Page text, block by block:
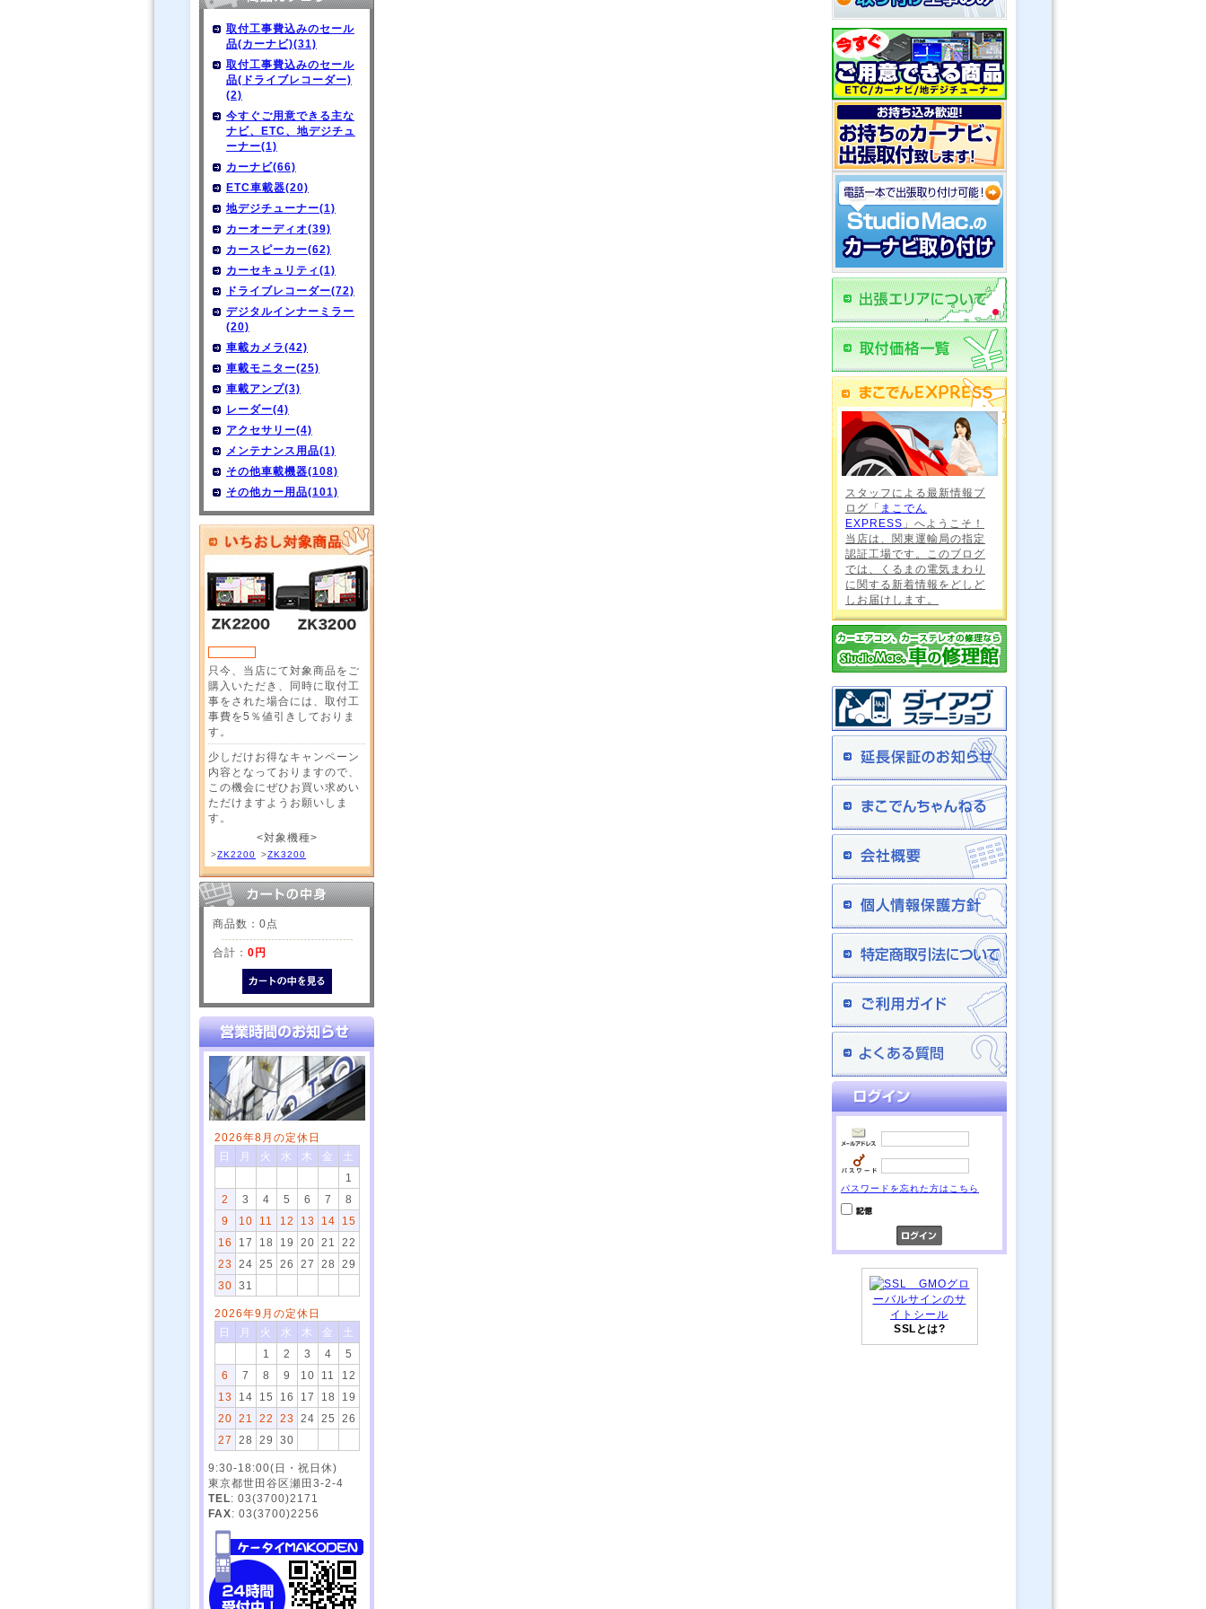
取付工事費込みのセール
品(カーナビ)(31)
取付工事費込みのセール
品(ドライブレコーダー)
(2)
今すぐご用意できる主な
ナビ、ETC、地デジチュ
ーナー(1)
カーナビ(66)
ETC車載器(20)
地デジチューナー(1)
カーオーディオ(39)
カースピーカー(62)
カーセキュリティ(1)
ドライブレコーダー(72)
デジタルインナーミラー
(20)
車載カメラ(42)
車載モニター(25)
車載アンプ(3)
レーダー(4)
アクセサリー(4)
メンテナンス用品(1)
その他車載機器(108)
その他カー用品(101)
只今、当店にて対象商品をご
購入いただき、同時に取付工
事をされた場合には、取付工
事費を5％値引きしておりま
す。
少しだけお得なキャンペーン
内容となっておりますので、
この機会にぜひお買い求めい
ただけますようお願いしま
す。
<対象機種>
>ZK2200 >ZK3200
商品数：0点
合計： 0円
2026年8月の定休日
日
月 火 水 木 金
土
1
2
3 4 5 6 7
8
9
10 11 12 13 14
15
16
17 18 19 20 21
22
23
24 25 26 27 28
29
30
31
2026年9月の定休日
日
月 火 水 木 金
土
1
2 3 4
5
6
7 8 9 10 11
12
13
14 15 16 17 18
19
20
21 22 23 24 25
26
27
28 29 30
9:30-18:00(日・祝日休)
東京都世田谷区瀬田3-2-4
TEL: 03(3700)2171
FAX: 03(3700)2256
スタッフによる最新情報ブ
ログ「 まこでん
EXPRESS 」へようこそ！
当店は、関東運輸局の指定
認証工場です。このブログ
では、くるまの電気まわり
に関する新着情報をどしど
しお届けします。
パスワードを忘れた方はこちら
SSLとは?